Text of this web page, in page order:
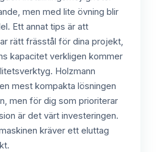
men med lite övning blir
Ett annat tips är att
rätt frässtål för dina projekt,
kapacitet verkligen kommer
Holzmann
mest kompakta lösningen
men för dig som prioriterar
är det värt investeringen.
kräver ett eluttag